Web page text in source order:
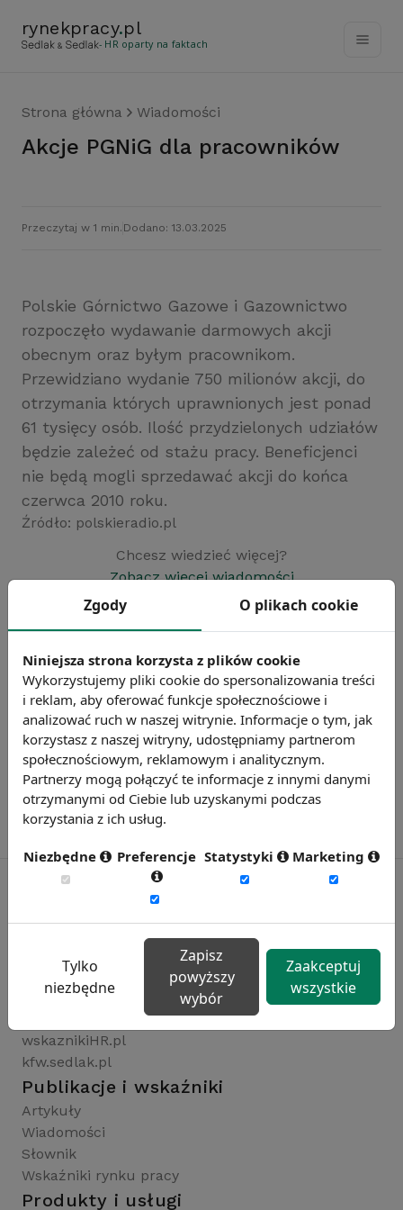
rynekpracy.pl
- HR oparty na faktach
Strona główna Wiadomości
Akcje PGNiG dla pracowników
Przeczytaj w 1 min. Dodano: 13.03.2025
Polskie Górnictwo Gazowe i Gazownictwo
rozpoczęło wydawanie darmowych akcji
obecnym oraz byłym pracownikom.
Przewidziano wydanie 750 milionów akcji, do
otrzymania których uprawnionych jest ponad
61 tysięcy osób. Ilość przydzielonych udziałów
będzie zależeć od stażu pracy. Beneficjenci
nie będą mogli sprzedawać akcji do końca
czerwca 2010 roku.
Źródło: polskieradio.pl
Chcesz wiedzieć więcej?
Zobacz więcej wiadomości
Rynekpracy.pl
wynagrodzenia.pl
raportyplacowe.pl
wskaznikiHR.pl
kfw.sedlak.pl
Publikacje i wskaźniki
Artykuły
Wiadomości
Słownik
Wskaźniki rynku pracy
Produkty i usługi
Zgody O plikach cookie
Niniejsza strona korzysta z plików cookie
Wykorzystujemy pliki cookie do spersonalizowania treści
i reklam, aby oferować funkcje społecznościowe i
analizować ruch w naszej witrynie. Informacje o tym, jak
korzystasz z naszej witryny, udostępniamy partnerom
społecznościowym, reklamowym i analitycznym.
Partnerzy mogą połączyć te informacje z innymi danymi
otrzymanymi od Ciebie lub uzyskanymi podczas
korzystania z ich usług.
Niezbędne Preferencje Statystyki Marketing
Tylko
niezbędne
Zapisz
powyższy
wybór
Zaakceptuj
wszystkie